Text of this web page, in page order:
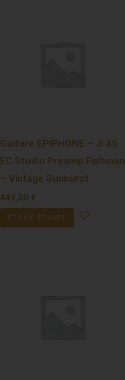
Guitare EPIPHONE – J-45
EC Studio Preamp Fishman
– Vintage Sunburst
449,00 €
STOCK ÉPUISÉ